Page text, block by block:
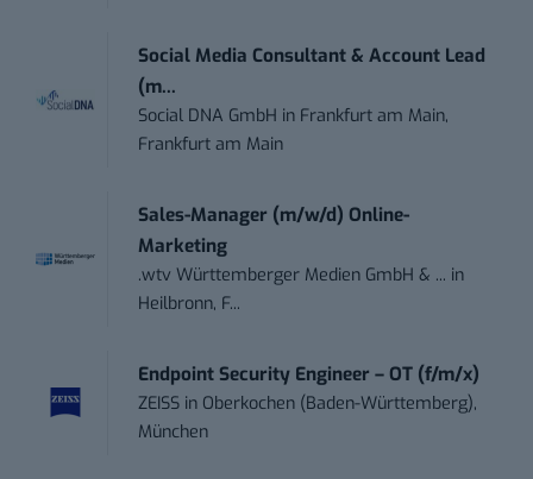
Social Media Consultant & Account Lead
(m...
Social DNA GmbH in Frankfurt am Main,
Frankfurt am Main
Sales-Manager (m/w/d) Online-
Marketing
.wtv Württemberger Medien GmbH & ... in
Heilbronn, F...
Endpoint Security Engineer – OT (f/m/x)
ZEISS in Oberkochen (Baden-Württemberg),
München